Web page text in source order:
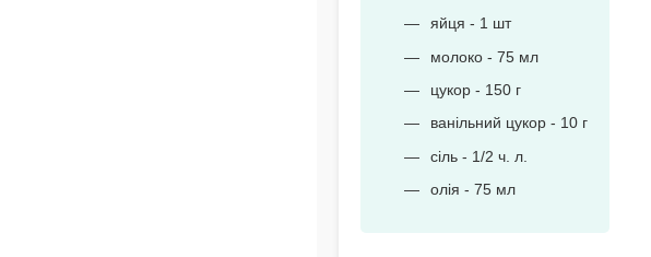
яйця - 1 шт
молоко - 75 мл
цукор - 150 г
ванільний цукор - 10 г
сіль - 1/2 ч. л.
олія - 75 мл